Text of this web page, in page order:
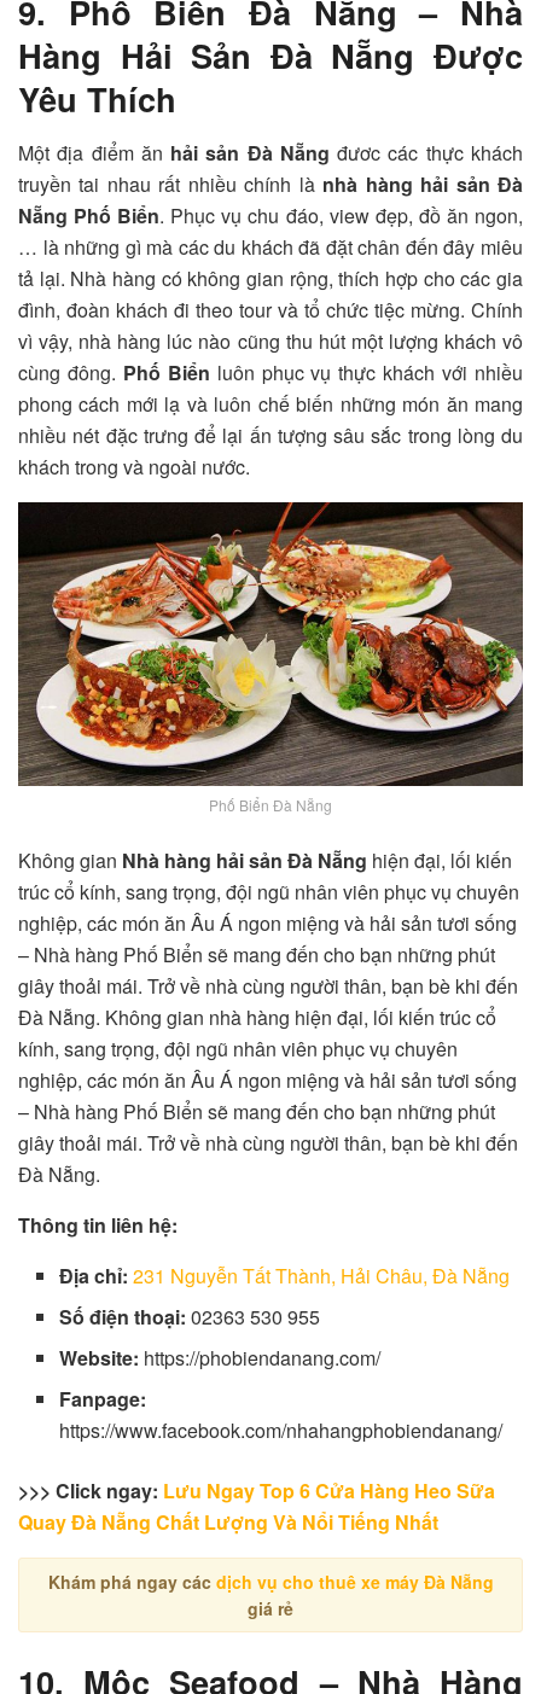
9. Phố Biển Đà Nẵng – Nhà
Hàng Hải Sản Đà Nẵng Được
Yêu Thích
Một địa điểm ăn hải sản Đà Nẵng đươc các thực khách
truyền tai nhau rất nhiều chính là nhà hàng hải sản Đà
Nẵng Phố Biển. Phục vụ chu đáo, view đẹp, đồ ăn ngon,
… là những gì mà các du khách đã đặt chân đến đây miêu
tả lại. Nhà hàng có không gian rộng, thích hợp cho các gia
đình, đoàn khách đi theo tour và tổ chức tiệc mừng. Chính
vì vậy, nhà hàng lúc nào cũng thu hút một lượng khách vô
cùng đông. Phố Biển luôn phục vụ thực khách với nhiều
phong cách mới lạ và luôn chế biến những món ăn mang
nhiều nét đặc trưng để lại ấn tượng sâu sắc trong lòng du
khách trong và ngoài nước.
Phố Biển Đà Nẵng
Không gian Nhà hàng hải sản Đà Nẵng hiện đại, lối kiến ​​
trúc cổ kính, sang trọng, đội ngũ nhân viên phục vụ chuyên
nghiệp, các món ăn Âu Á ngon miệng và hải sản tươi sống
– Nhà hàng Phố Biển sẽ mang đến cho bạn những phút
giây thoải mái. Trở về nhà cùng người thân, bạn bè khi đến
Đà Nẵng. Không gian nhà hàng hiện đại, lối kiến ​​trúc cổ
kính, sang trọng, đội ngũ nhân viên phục vụ chuyên
nghiệp, các món ăn Âu Á ngon miệng và hải sản tươi sống
– Nhà hàng Phố Biển sẽ mang đến cho bạn những phút
giây thoải mái. Trở về nhà cùng người thân, bạn bè khi đến
Đà Nẵng.
Thông tin liên hệ:
Địa chỉ: 231 Nguyễn Tất Thành, Hải Châu, Đà Nẵng
Số điện thoại: 02363 530 955
Website: https://phobiendanang.com/
Fanpage:
https://www.facebook.com/nhahangphobiendanang/
>>> Click ngay: Lưu Ngay Top 6 Cửa Hàng Heo Sữa
Quay Đà Nẵng Chất Lượng Và Nổi Tiếng Nhất
Khám phá ngay các dịch vụ cho thuê xe máy Đà Nẵng
giá rẻ
10. Mộc Seafood – Nhà Hàng